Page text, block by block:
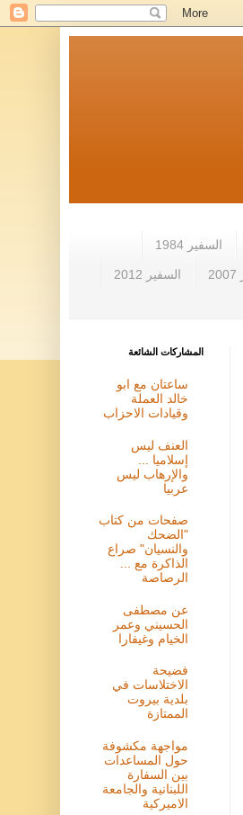
السفير 1984
السفير 2012
المشاركات الشائعة
ساعتان مع ابو
خالد العملة
وقيادات الاحزاب
العنف ليس
إسلاميا ...
والإرهاب ليس
عربيا
صفحات من كتاب
"الضحك
والنسيان" صراع
الذاكرة مع ...
الرصاصة
عن مصطفى
الحسيني وعمر
الخيام وغيفارا
فضيحة
الاختلاسات في
بلدية بيروت
الممتازة
مواجهة مكشوفة
حول المساعدات
بين السفارة
اللبنانية والجامعة
الاميركية